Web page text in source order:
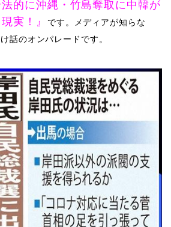
的に沖縄・竹島奪取に中韓が
実！』
です。メディアが知らな
話のオンパレードです。